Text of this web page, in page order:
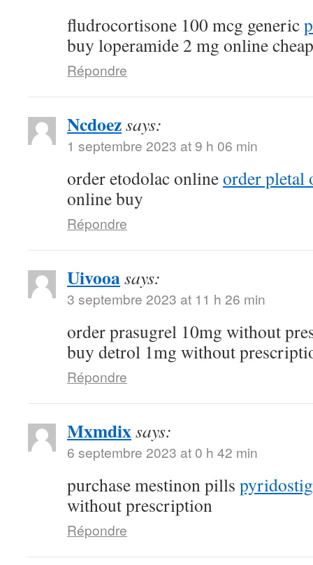
fludrocortisone 100 mcg generic
buy loperamide 2 mg online cheap
Répondre
Ncdoezsays:
1 septembre 2023 at 9 h 06 min
order etodolac onlineorder pletal
online buy
Répondre
Uivooasays:
3 septembre 2023 at 11 h 26 min
order prasugrel 10mg without
buy detrol 1mg without
Répondre
Mxmdixsays:
6 septembre 2023 at 0 h 42 min
purchase mestinon pills
without prescription
Répondre